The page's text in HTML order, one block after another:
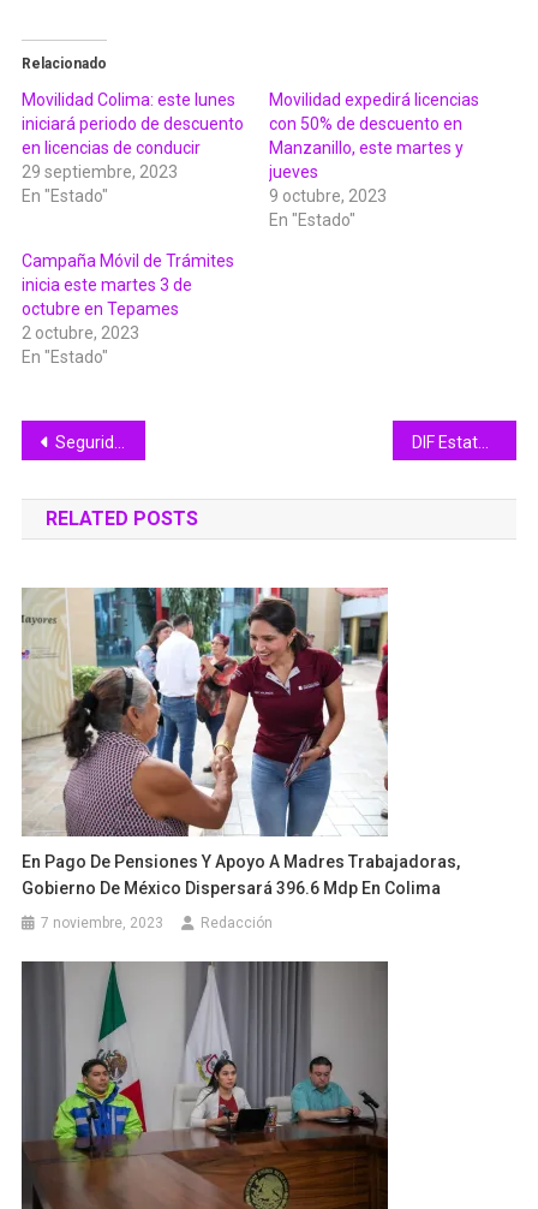
Relacionado
Movilidad Colima: este lunes
iniciará periodo de descuento
en licencias de conducir
29 septiembre, 2023
En "Estado"
Movilidad expedirá licencias
con 50% de descuento en
Manzanillo, este martes y
jueves
9 octubre, 2023
En "Estado"
Campaña Móvil de Trámites
inicia este martes 3 de
octubre en Tepames
2 octubre, 2023
En "Estado"
Navegación
de
entradas
Seguridad Pública reforzará vigilancia en cercanía de escuelas de Zacualpan DIF Estatal Colima realiza más de 150 exámenes gratuitos para detección oportuna de osteoporosis y várices
RELATED POSTS
En Pago De Pensiones Y Apoyo A Madres Trabajadoras,
Gobierno De México Dispersará 396.6 Mdp En Colima
7 noviembre, 2023 Redacción